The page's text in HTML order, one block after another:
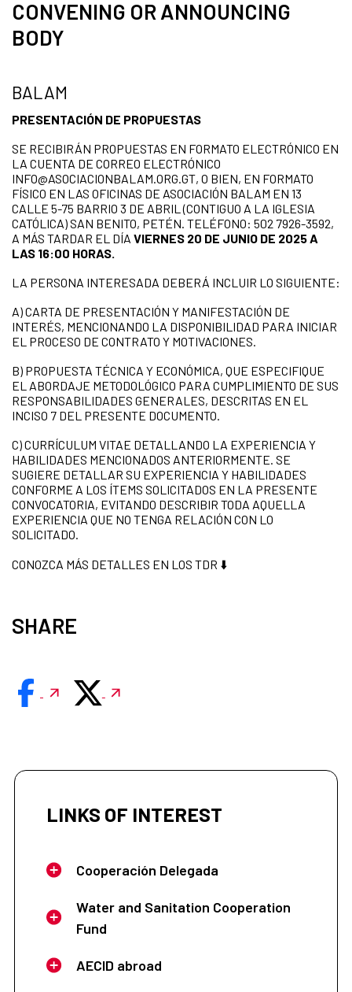
CONVENING OR ANNOUNCING
BODY
BALAM
PRESENTACIÓN DE PROPUESTAS
SE RECIBIRÁN PROPUESTAS EN FORMATO ELECTRÓNICO EN
LA CUENTA DE CORREO ELECTRÓNICO
INFO@ASOCIACIONBALAM.ORG.GT, O BIEN, EN FORMATO
FÍSICO EN LAS OFICINAS DE ASOCIACIÓN BALAM EN 13
CALLE 5-75 BARRIO 3 DE ABRIL (CONTIGUO A LA IGLESIA
CATÓLICA) SAN BENITO, PETÉN. TELÉFONO: 502 7926-3592,
A MÁS TARDAR EL DÍA VIERNES 20 DE JUNIO DE 2025 A
LAS 16:00 HORAS.
LA PERSONA INTERESADA DEBERÁ INCLUIR LO SIGUIENTE:
A) CARTA DE PRESENTACIÓN Y MANIFESTACIÓN DE
INTERÉS, MENCIONANDO LA DISPONIBILIDAD PARA INICIAR
EL PROCESO DE CONTRATO Y MOTIVACIONES.
B) PROPUESTA TÉCNICA Y ECONÓMICA, QUE ESPECIFIQUE
EL ABORDAJE METODOLÓGICO PARA CUMPLIMIENTO DE SUS
RESPONSABILIDADES GENERALES, DESCRITAS EN EL
INCISO 7 DEL PRESENTE DOCUMENTO.
C) CURRÍCULUM VITAE DETALLANDO LA EXPERIENCIA Y
HABILIDADES MENCIONADOS ANTERIORMENTE. SE
SUGIERE DETALLAR SU EXPERIENCIA Y HABILIDADES
CONFORME A LOS ÍTEMS SOLICITADOS EN LA PRESENTE
CONVOCATORIA, EVITANDO DESCRIBIR TODA AQUELLA
EXPERIENCIA QUE NO TENGA RELACIÓN CON LO
SOLICITADO.
CONOZCA MÁS DETALLES EN LOS TDR ⬇️
SHARE
LINKS OF INTEREST
Cooperación Delegada
Water and Sanitation Cooperation
Fund
AECID abroad